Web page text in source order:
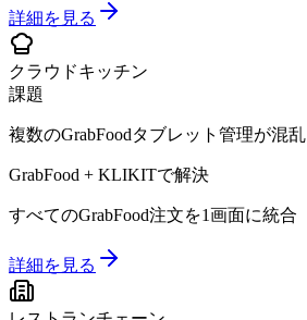
詳細を見る
クラウドキッチン
課題
複数のGrabFoodタブレット管理が混乱
GrabFood + KLIKITで解決
すべてのGrabFood注文を1画面に統合
詳細を見る